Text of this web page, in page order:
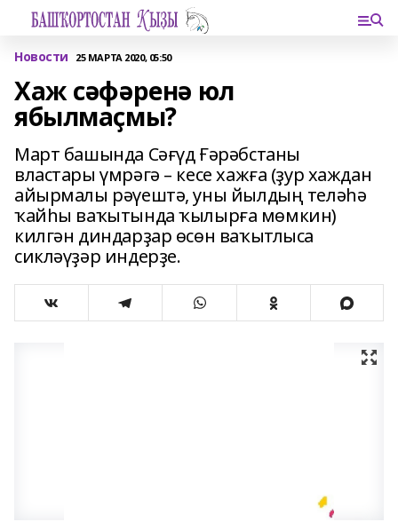
Новости 25 МАРТА 2020, 05:50
Хаж сәфәренә юл
ябылмаҫмы?
Март башында Сәғүд Ғәрәбстаны
властары үмрәгә – кесе хажға (ҙур хаждан
айырмалы рәүештә, уны йылдың теләһә
ҡайһы ваҡытында ҡылырға мөмкин)
килгән диндарҙар өсөн ваҡытлыса
сикләүҙәр индерҙе.